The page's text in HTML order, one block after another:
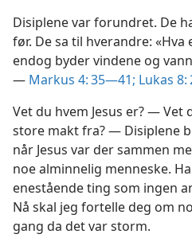
Disiplene var forundret. De
før. De sa til hverandre:
endog byder vindene og
— Markus 4: 35—41; Lukas
Vet du hvem Jesus er? —
store makt fra? — Disiplene
når Jesus var der sammen
noe alminnelig menneske.
enestående ting som ingen
Nå skal jeg fortelle deg om
gang da det var storm.